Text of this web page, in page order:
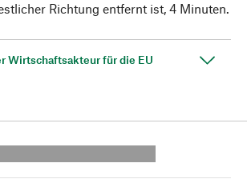
Richtung entfernt ist, 4 Minuten.
Wirtschaftsakteur für die EU